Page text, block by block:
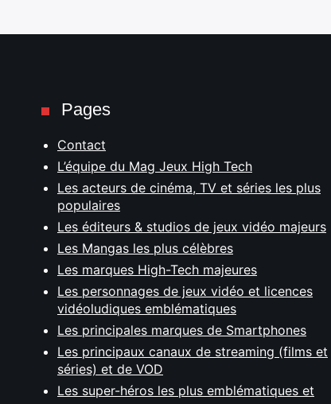
Pages
Contact
L’équipe du Mag Jeux High Tech
Les acteurs de cinéma, TV et séries les plus
populaires
Les éditeurs & studios de jeux vidéo majeurs
Les Mangas les plus célèbres
Les marques High-Tech majeures
Les personnages de jeux vidéo et licences
vidéoludiques emblématiques
Les principales marques de Smartphones
Les principaux canaux de streaming (films et
séries) et de VOD
Les super-héros les plus emblématiques et